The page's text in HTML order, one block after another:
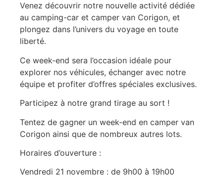
Venez découvrir notre nouvelle activité dédiée
au camping-car et camper van Corigon, et
plongez dans l’univers du voyage en toute
liberté.
Ce week-end sera l’occasion idéale pour
explorer nos véhicules, échanger avec notre
équipe et profiter d’offres spéciales exclusives.
Participez à notre grand tirage au sort !
Tentez de gagner un week-end en camper van
Corigon ainsi que de nombreux autres lots.
Horaires d’ouverture :
Vendredi 21 novembre : de 9h00 à 19h00